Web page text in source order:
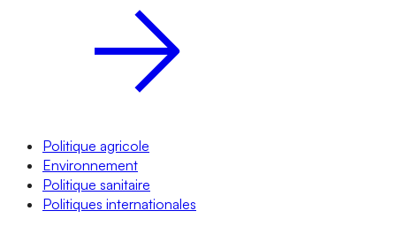
Politique agricole
Environnement
Politique sanitaire
Politiques internationales